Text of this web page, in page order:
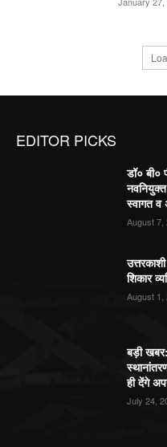
EDITOR PICKS
डॉ० बी०
स्वागत व
August 7,
शिकार
August 1,
बड़ी
ही देंगे
July 24,